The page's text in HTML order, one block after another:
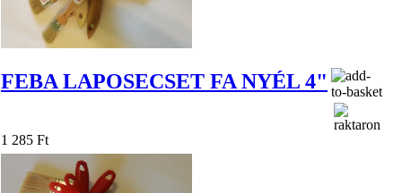
FEBA LAPOSECSET FA NYÉL 4"
1 285 Ft